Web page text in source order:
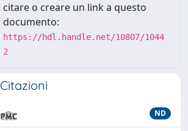
citare o creare un link a questo
documento:
https://hdl.handle.net/10807/1044
2
Citazioni
ND